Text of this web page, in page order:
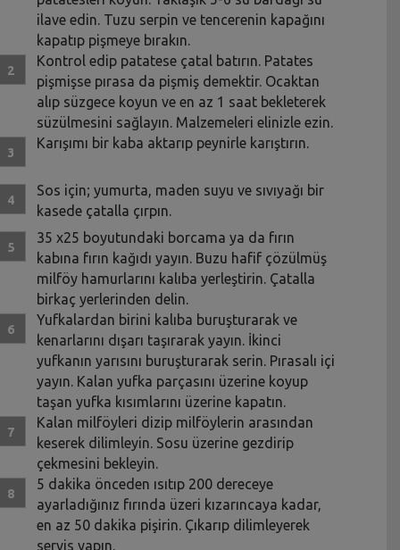
ilave edin. Tuzu serpin ve tencerenin kapağını
kapatıp pişmeye bırakın.
Kontrol edip patatese çatal batırın. Patates
pişmişse pırasa da pişmiş demektir. Ocaktan
alıp süzgece koyun ve en az 1 saat bekleterek
süzülmesini sağlayın. Malzemeleri elinizle ezin.
Karışımı bir kaba aktarıp peynirle karıştırın.
Sos için; yumurta, maden suyu ve sıvıyağı bir
kasede çatalla çırpın.
35 x25 boyutundaki borcama ya da fırın
kabına fırın kağıdı yayın. Buzu hafif çözülmüş
milföy hamurlarını kalıba yerleştirin. Çatalla
birkaç yerlerinden delin.
Yufkalardan birini kalıba buruşturarak ve
kenarlarını dışarı taşırarak yayın. İkinci
yufkanın yarısını buruşturarak serin. Pırasalı içi
yayın. Kalan yufka parçasını üzerine koyup
taşan yufka kısımlarını üzerine kapatın.
Kalan milföyleri dizip milföylerin arasından
keserek dilimleyin. Sosu üzerine gezdirip
çekmesini bekleyin.
5 dakika önceden ısıtıp 200 dereceye
ayarladığınız fırında üzeri kızarıncaya kadar,
en az 50 dakika pişirin. Çıkarıp dilimleyerek
servis yapın.